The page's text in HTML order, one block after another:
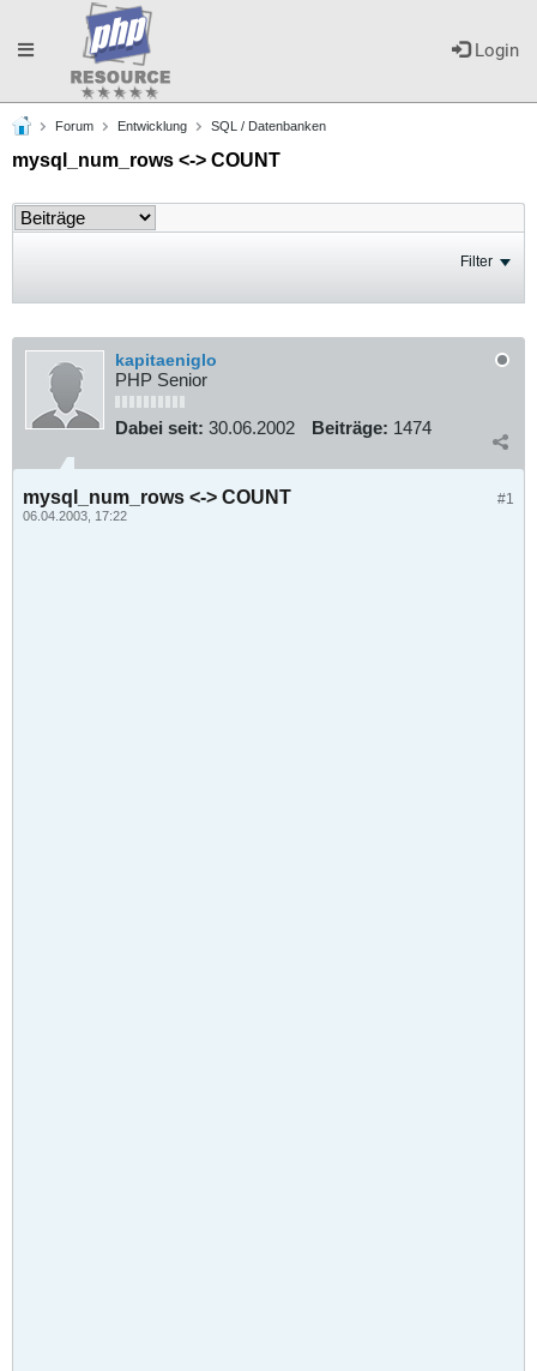
Login
Toggle
navigation
Forum Entwicklung SQL / Datenbanken
mysql_num_rows <-> COUNT
Filter
kapitaeniglo
PHP Senior
Dabei seit: 30.06.2002 Beiträge: 1474
#1
mysql_num_rows <-> COUNT
06.04.2003, 17:22